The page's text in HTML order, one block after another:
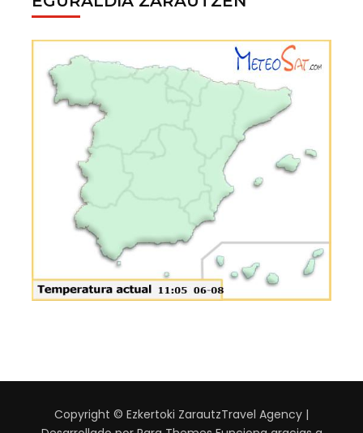
Copyright © Ezkertoki ZarautzTravel Agency |